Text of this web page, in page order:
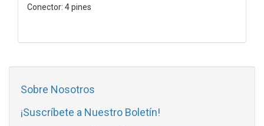
Conector: 4 pines
Sobre Nosotros
¡Suscríbete a Nuestro Boletín!